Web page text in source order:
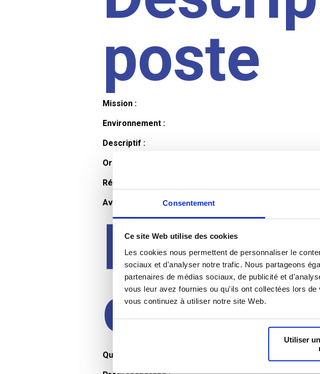
Consentement
Ce site Web utilise des cookies
Les cookies nous permettent de personnaliser le
sociaux et d'analyser notre trafic. Nous partageons
partenaires de médias sociaux, de publicité et
vous leur avez fournies ou qu'ils ont collectées lors
vous continuez à utiliser notre site Web.
Utiliser
poste
Mission :
Environnement :
Descriptif :
Organisation et horaires :
Rémunération :
Avantages :
Profil
Qualifications et diplômes :